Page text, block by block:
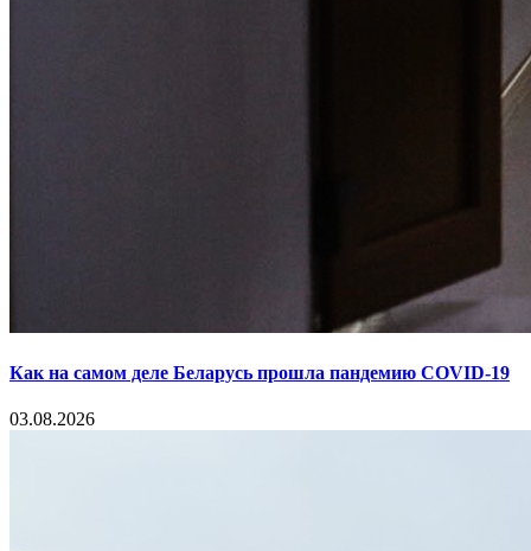
Как на самом деле Беларусь прошла пандемию COVID-19
03.08.2026